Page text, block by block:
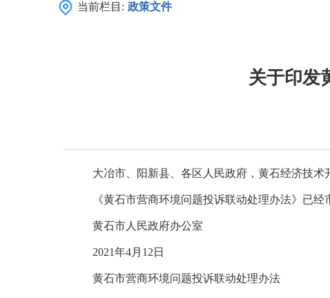
当前栏目: 政策文件
关于印发
大冶市、阳新县、各区人民政府，黄石经济技术
《黄石市营商环境问题投诉联动处理办法》已
黄石市人民政府办公室
2021年4月12日
黄石市营商环境问题投诉联动处理办法